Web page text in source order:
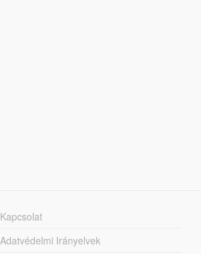
Kapcsolat
Adatvédelmi Irányelvek